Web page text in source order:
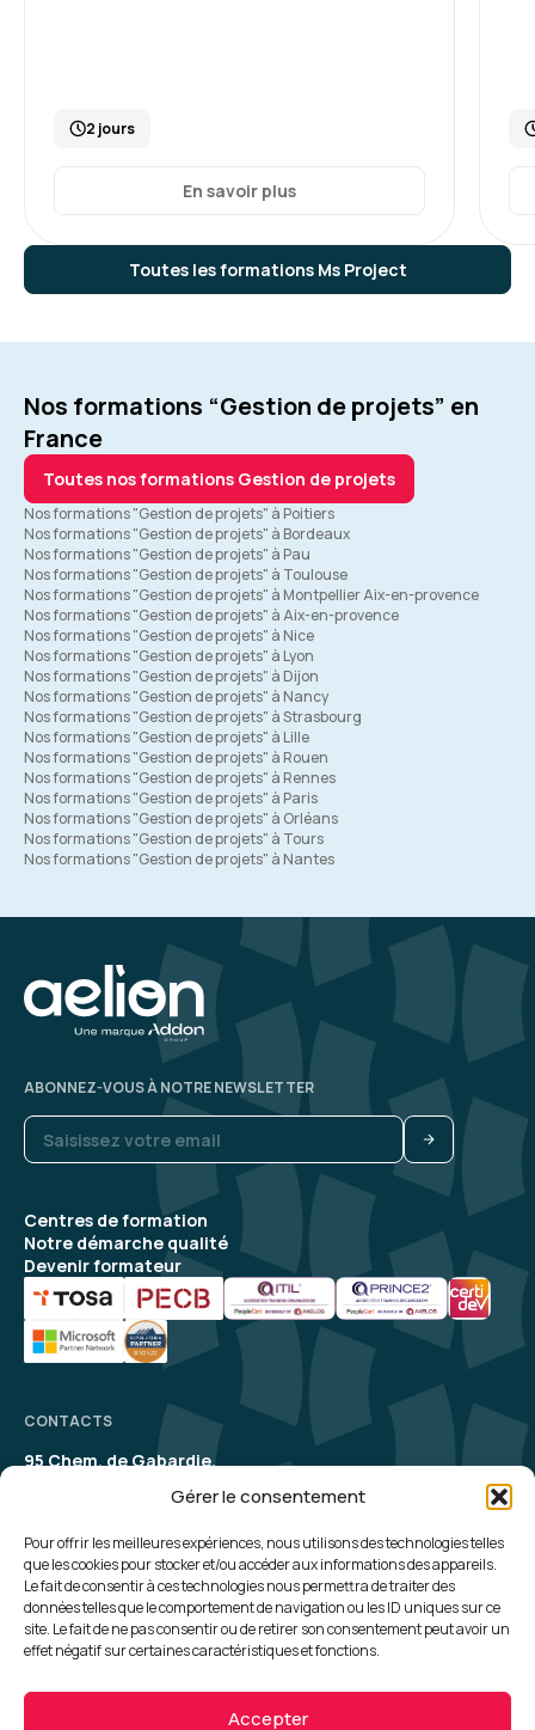
Gérer le consentement
Pour offrir les meilleures expériences, nous utilisons des technologies telles
que les cookies pour stocker et/ou accéder aux informations des appareils.
Le fait de consentir à ces technologies nous permettra de traiter des
données telles que le comportement de navigation ou les ID uniques sur ce
site. Le fait de ne pas consentir ou de retirer son consentement peut avoir un
effet négatif sur certaines caractéristiques et fonctions.
Accepter
Toutes les formations Ms Project
2 jours
En savoir plus
Nos formations “Gestion de projets” en
France
Toutes nos formations Gestion de projets
Nos formations "Gestion de projets" à Poitiers
Nos formations "Gestion de projets" à Bordeaux
Nos formations "Gestion de projets" à Pau
Nos formations "Gestion de projets" à Toulouse
Nos formations "Gestion de projets" à Montpellier Aix-en-provence
Nos formations "Gestion de projets" à Aix-en-provence
Nos formations "Gestion de projets" à Nice
Nos formations "Gestion de projets" à Lyon
Nos formations "Gestion de projets" à Dijon
Nos formations "Gestion de projets" à Nancy
Nos formations "Gestion de projets" à Strasbourg
Nos formations "Gestion de projets" à Lille
Nos formations "Gestion de projets" à Rouen
Nos formations "Gestion de projets" à Rennes
Nos formations "Gestion de projets" à Paris
Nos formations "Gestion de projets" à Orléans
Nos formations "Gestion de projets" à Tours
Nos formations "Gestion de projets" à Nantes
Centres de formation
Notre démarche qualité
Devenir formateur
ABONNEZ-VOUS À NOTRE NEWSLETTER
CONTACTS
95 Chem. de Gabardie,
contact@aelion.com
UNE QUESTION, UN RENSEIGNEMENT ?
Contactez-nous
Politique de cookies